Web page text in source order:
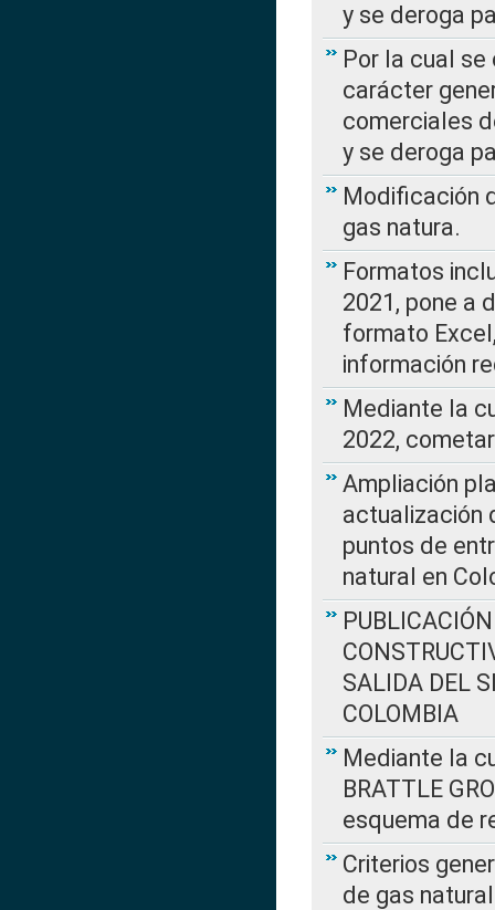
y se deroga
Por la cual
carácter
comerciales
y se deroga
Modificación
gas natura.
Formatos
2021, pone a
formato
información
Mediante la
2022,
Ampliación
actualización
puntos de
natural en
SALIDA DEL
COLOMBIA
Mediante la
BRATTLE
esquema de
Criterios
de gas